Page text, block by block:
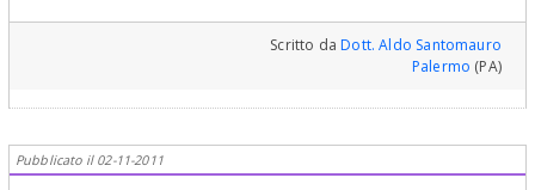
Scritto daDott. Aldo Santomauro
Palermo (PA)
Pubblicato il 02-11-2011